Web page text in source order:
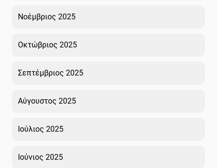
Νοέμβριος 2025
Οκτώβριος 2025
Σεπτέμβριος 2025
Αύγουστος 2025
Ιούλιος 2025
Ιούνιος 2025